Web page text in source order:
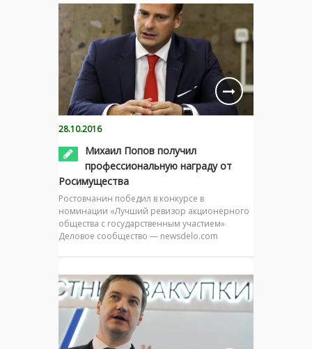
28.10.2016
Михаил Попов получил
профессиональную награду от
Росимущества
Ростовчанин победил в конкурсе в
номинации «Лучший ревизор акционерного
общества с государственным участием»
Деловое сообщество — newsdelo.com